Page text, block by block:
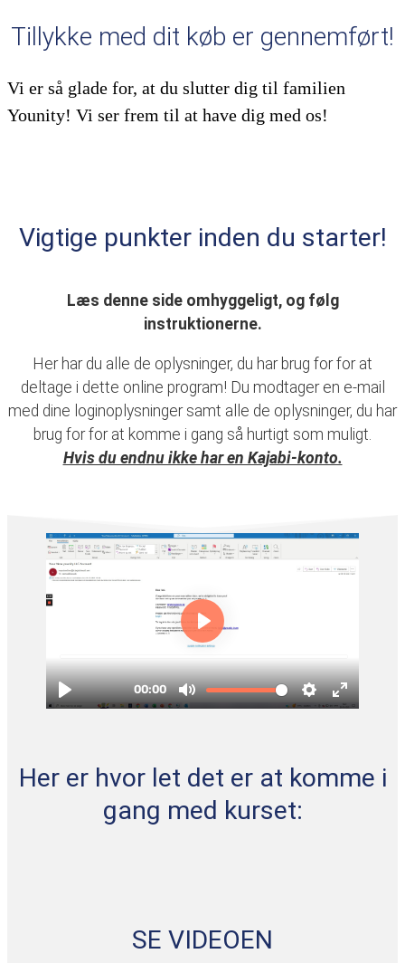
Tillykke med dit køb er gennemført!
Vi er så glade for, at du slutter dig til familien
Younity! Vi ser frem til at have dig med os!
Vigtige punkter inden du starter!
Læs denne side omhyggeligt, og følg
instruktionerne.
Her har du alle de oplysninger, du har brug for for at
deltage i dette online program! Du modtager en e-mail
med dine loginoplysninger samt alle de oplysninger, du har
brug for for at komme i gang så hurtigt som muligt.
Hvis du endnu ikke har en Kajabi-konto.
Her er hvor let det er at komme i
gang med kurset:
SE VIDEOEN